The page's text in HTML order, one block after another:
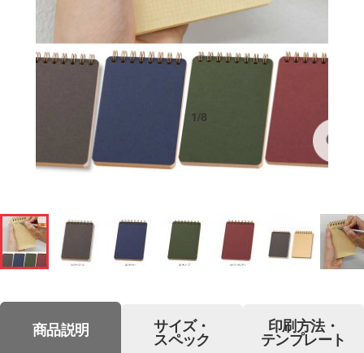
1/8
商品説明 サイズ・
スペック
印刷方法・
テンプレート